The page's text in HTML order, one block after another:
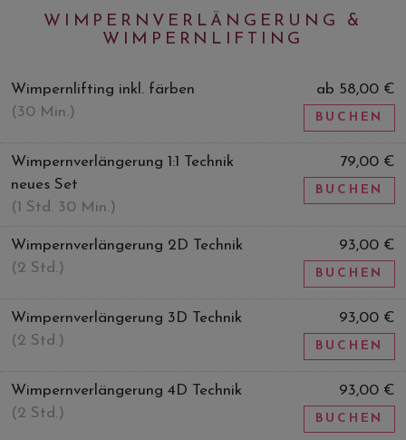
WIMPERNVERLÄNGERUNG &
WIMPERNLIFTING
Wimpernlifting inkl. färben
(30 Min.)
ab 58,00 €
BUCHEN
Wimpernverlängerung 1:1 Technik
neues Set
(1 Std. 30 Min.)
79,00 €
BUCHEN
Wimpernverlängerung 2D Technik
(2 Std.)
93,00 €
BUCHEN
Wimpernverlängerung 3D Technik
(2 Std.)
93,00 €
BUCHEN
Wimpernverlängerung 4D Technik
(2 Std.)
93,00 €
BUCHEN